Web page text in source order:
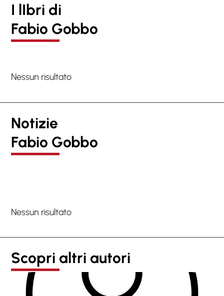
I lIbri di
Fabio Gobbo
Nessun risultato
Notizie
Fabio Gobbo
Nessun risultato
Scopri altri autori